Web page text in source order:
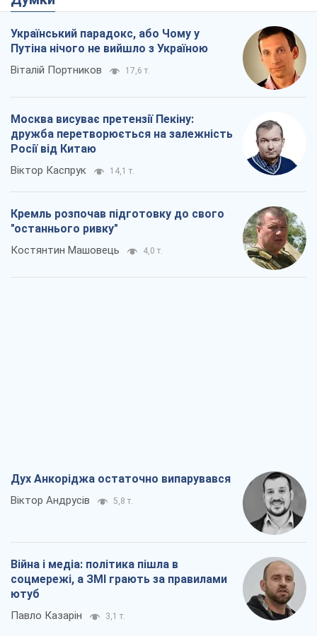
Український парадокс, або Чому у
Путіна нічого не вийшло з Україною
Віталій Портников 17,6 т.
Москва висуває претензії Пекіну:
дружба перетворюється на залежність
Росії від Китаю
Віктор Каспрук 14,1 т.
Кремль розпочав підготовку до свого
"останнього ривку"
Костянтин Машовець 4,0 т.
Дух Анкоріджа остаточно випарувався
Віктор Андрусів 5,8 т.
Війна і медіа: політика пішла в
соцмережі, а ЗМІ грають за правилами
ютуб
Павло Казарін 3,1 т.